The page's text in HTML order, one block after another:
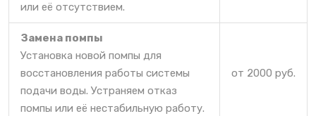
или её отсутствием.
Замена помпы
Установка новой помпы для
восстановления работы системы
подачи воды. Устраняем отказ
помпы или её нестабильную работу.
от 2000 руб.